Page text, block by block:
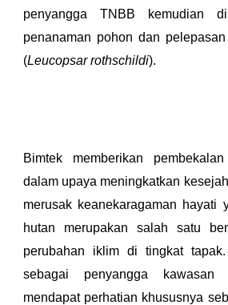
penyangga TNBB kemudian
penanaman pohon dan
(Leucopsar rothschildi).
Bimtek memberikan
dalam upaya meningkatkan
merusak keanekaragaman hayati
hutan merupakan salah satu
perubahan iklim di tingkat
sebagai penyangga kawasan
mendapat perhatian khususnya